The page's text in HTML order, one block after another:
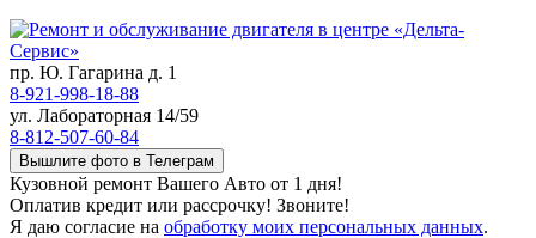
пр. Ю. Гагарина д. 1
8-921-998-18-88
ул. Лабораторная 14/59
8-812-507-60-84
Вышлите фото в Телеграм
Кузовной ремонт Вашего Авто от 1 дня!
Оплатив кредит или рассрочку! Звоните!
Я даю согласие на обработку моих персональных данных.